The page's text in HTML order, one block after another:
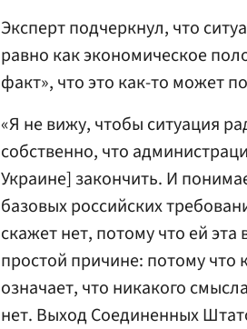
Эксперт подчеркнул, что
равно как экономическое
факт», что это как-то может
«Я не вижу, чтобы ситуация
собственно, что
Украине] закончить. И
базовых российских
скажет нет, потому что ей
простой причине: потому что
означает, что никакого
нет. Выход Соединенных